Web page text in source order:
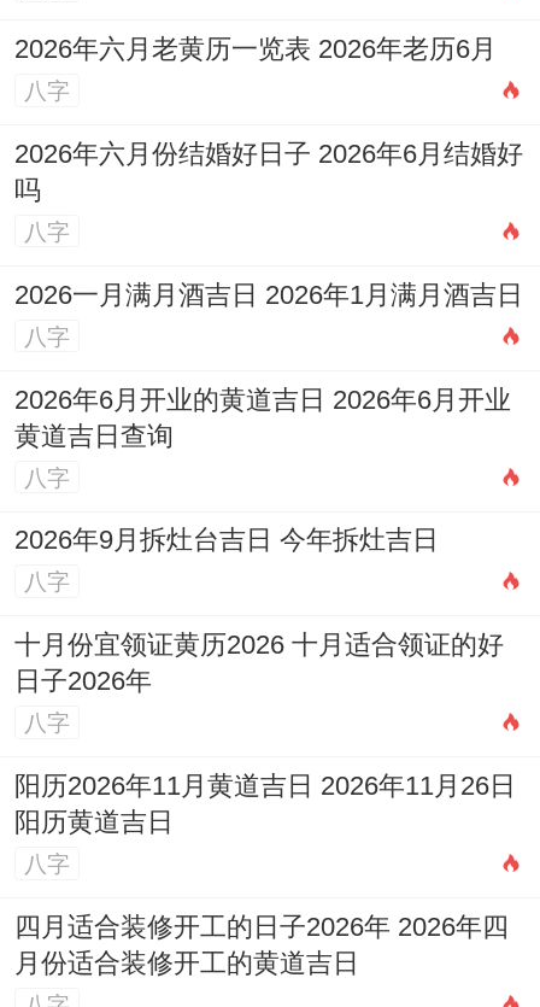
也是尝试碎片化学习的好时机。把重点公式
抄在便利贴贴在猫咪尾巴上追着跑十圈的运
动记忆法可能比死记硬背更有效——当然要
小心主子赏你的愤怒抓痕～
她抱怨洗衣机异响时隐约传来的钢琴声，可
绕弯子揭穿 - 提议周末家庭聚会玩"听音猜
歌"游戏、既能自然发现他的新才艺，还能
家族*****的养生别急着反驳！
虽然"凌晨吃辣椒排毒"的说法很离谱，但二
姨提到的野菜采摘的点，大概藏着客户心心
念念的有机农场合作资源。
把吐槽咽回去改成询问具体坐标，下周的商
务洽谈说不定能多张生态牌～
提前十分钟换条路线去公司！
说实话 - 土星在第三宫的波及会让常走的高
架桥突发拥堵~但绕道老城区也许遇见搬家
2026年六月老黄历一览表 2026年老历6月
八字
2026年六月份结婚好日子 2026年6月结婚好
吗
八字
2026一月满月酒吉日 2026年1月满月酒吉日
八字
2026年6月开业的黄道吉日 2026年6月开业
黄道吉日查询
八字
2026年9月拆灶台吉日 今年拆灶吉日
八字
十月份宜领证黄历2026 十月适合领证的好
日子2026年
八字
阳历2026年11月黄道吉日 2026年11月26日
阳历黄道吉日
八字
四月适合装修开工的日子2026年 2026年四
月份适合装修开工的黄道吉日